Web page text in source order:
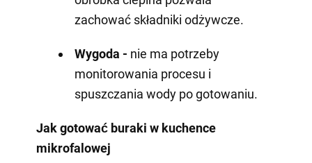
zachować składniki odżywcze.
Wygoda - nie ma potrzeby
monitorowania procesu i
spuszczania wody po gotowaniu.
Jak gotować buraki w kuchence
mikrofalowej